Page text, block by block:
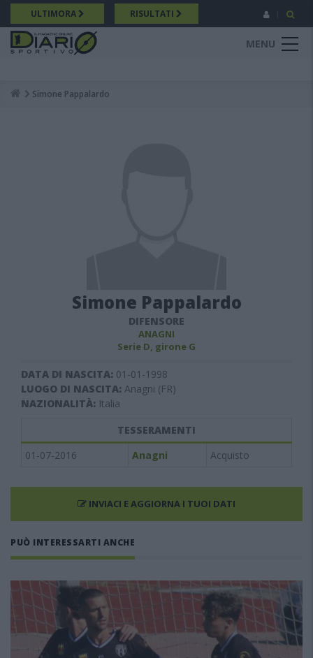
Salta
al
contenuto
principale
ULTIMORA RISULTATI
MENU
Breadcrumb
Simone Pappalardo
Simone Pappalardo
DIFENSORE
ANAGNI
Serie D, girone G
DATA DI NASCITA: 01-01-1998
LUOGO DI NASCITA: Anagni (FR)
NAZIONALITÀ: Italia
TESSERAMENTI
01-07-2016
Anagni Acquisto
INVIACI E AGGIORNA I TUOI DATI
PUÒ INTERESSARTI ANCHE